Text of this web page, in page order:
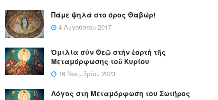
Πάμε ψηλά στο όρος Θαβώρ!
4 Αυγούστου 2017
Ὁμιλία σὺν Θεῷ στὴν ἑορτὴ τῆς
Μεταμόρφωσης τοῦ Κυρίου
16 Νοεμβρίου 2023
Λόγος στη Μεταμόρφωση του Σωτήρος